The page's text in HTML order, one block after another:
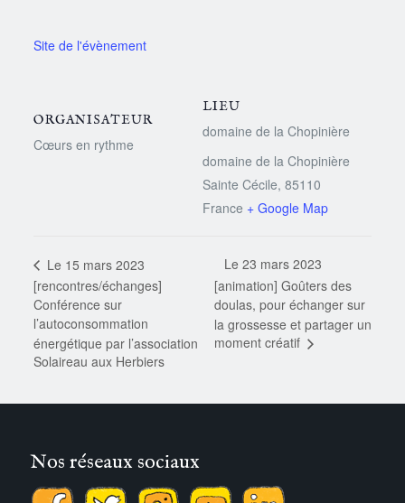
ORGANISATEUR
Cœurs en rythme
LIEU
domaine de la Chopinière
domaine de la Chopinière
Sainte Cécile, 85110
France + Google Map
Le 15 mars 2023
[rencontres/échanges]
Conférence sur
l’autoconsommation
énergétique par l’association
Solaireau aux Herbiers
Le 23 mars 2023
[animation] Goûters des
doulas, pour échanger sur
la grossesse et partager un
moment créatif
Nos réseaux sociaux